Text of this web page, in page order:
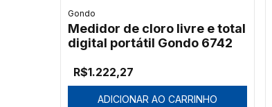
Gondo
Medidor de cloro livre e total
digital portátil Gondo 6742
R$1.222,27
ADICIONAR AO CARRINHO